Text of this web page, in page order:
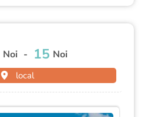
Noi - 15 Noi
local